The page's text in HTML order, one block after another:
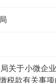
关于小微企
税款有关事